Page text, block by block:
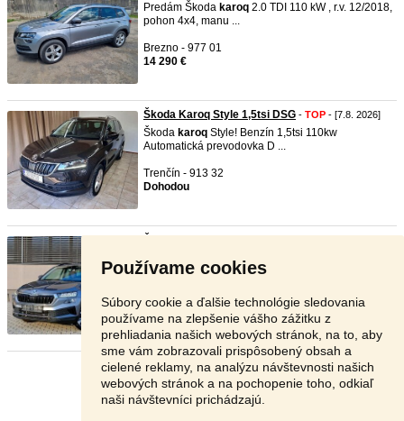
Používame cookies
Súbory cookie a ďalšie technológie sledovania
používame na zlepšenie vášho zážitku z
prehliadania našich webových stránok, na to, aby
sme vám zobrazovali prispôsobený obsah a
cielené reklamy, na analýzu návštevnosti našich
webových stránok a na pochopenie toho, odkiaľ
naši návštevníci prichádzajú.
Predám Škoda karoq 2.0 TDI 110 kW , r.v. 12/2018,
pohon 4x4, manu ...
Brezno - 977 01
14 290 €
Škoda Karoq Style 1,5tsi DSG - TOP - [7.8. 2026]
Škoda karoq Style! Benzín 1,5tsi 110kw
Automatická prevodovka D ...
Trenčín - 913 32
Dohodou
Predám ŠkodakaroqFacelift 1.5 TSI v továrenskej
Trenčín - 913 24
24 499 €
Stránka: 1 2 3 Ďalšia